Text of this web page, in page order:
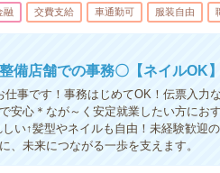
融 交費支給 車通勤可 服装自由
備店舗での事務〇【ネイルOK】
事です！事務はじめてOK！伝票入力
安心＊なが～く安定就業したい方にお
い↑髪型やネイルも自由！未経験歓迎
、未来につながる一歩を支えます。